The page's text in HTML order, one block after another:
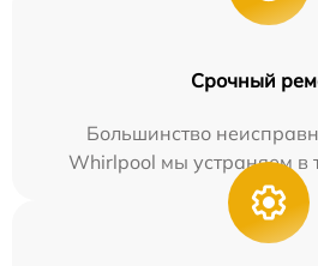
Срочный
Большинство
Whirlpool мы устраняем в